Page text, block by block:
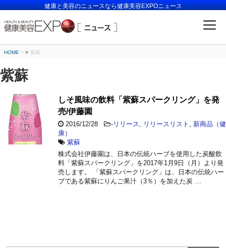
健康と美容のニュースなら健康美容EXPOニュース
HOME > 紫蘇
紫蘇
しそ風味の飲料「紫蘇スパークリング」を発
売/伊藤園
2016/12/28 - リリース リリースリスト
新商品（健
康）
紫蘇
株式会社伊藤園は、日本の伝統ハーブを使用した炭酸飲
料「紫蘇スパークリング」を2017年1月9日（月）より発
売します。 「紫蘇スパークリング」は、日本の伝統ハー
ブである紫蘇にりんご果汁（3％）を加えた炭 …